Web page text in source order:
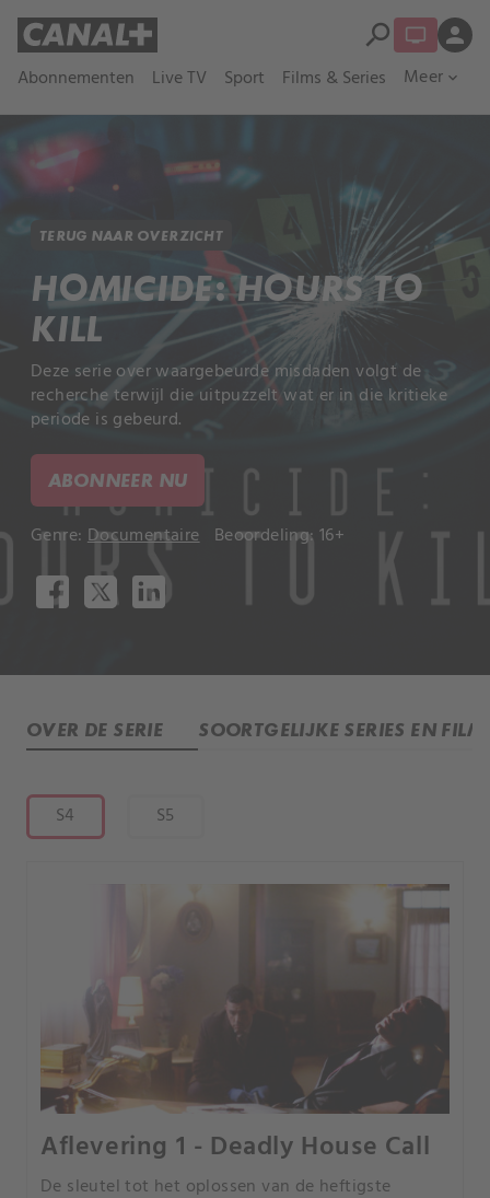
Abonnementen Live TV Sport Films & Series Meer expand_more
search person
TERUG NAAR OVERZICHT
HOMICIDE: HOURS TO
KILL
Deze serie over waargebeurde misdaden volgt de
recherche terwijl die uitpuzzelt wat er in die kritieke
periode is gebeurd.
ABONNEER NU
Genre: Documentaire Beoordeling: 16+
OVER DE SERIE SOORTGELIJKE SERIES EN
S4 S5
Aflevering 1 - Deadly House Call
De sleutel tot het oplossen van de heftigste